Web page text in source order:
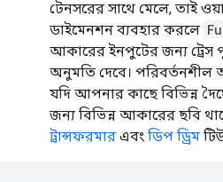
File "/tmp/
    yield
File "/tmp/
ValueError: Python inputs
  inputs: (
tf.Tensor([1. 2.],
  input_signature: (
টেনসরের সাথে মেলে, তাই
ডাইমেনশন ব্যবহার করলে
আকারের ইনপুটের জন্য ট্রেস
অনুমতি দেবে।
যদি আপনার কাছে বিভিন্ন
জন্য বিভিন্ন আকারের ছবি
ট্রান্সফরমার এবং ডিপ ড্রিম